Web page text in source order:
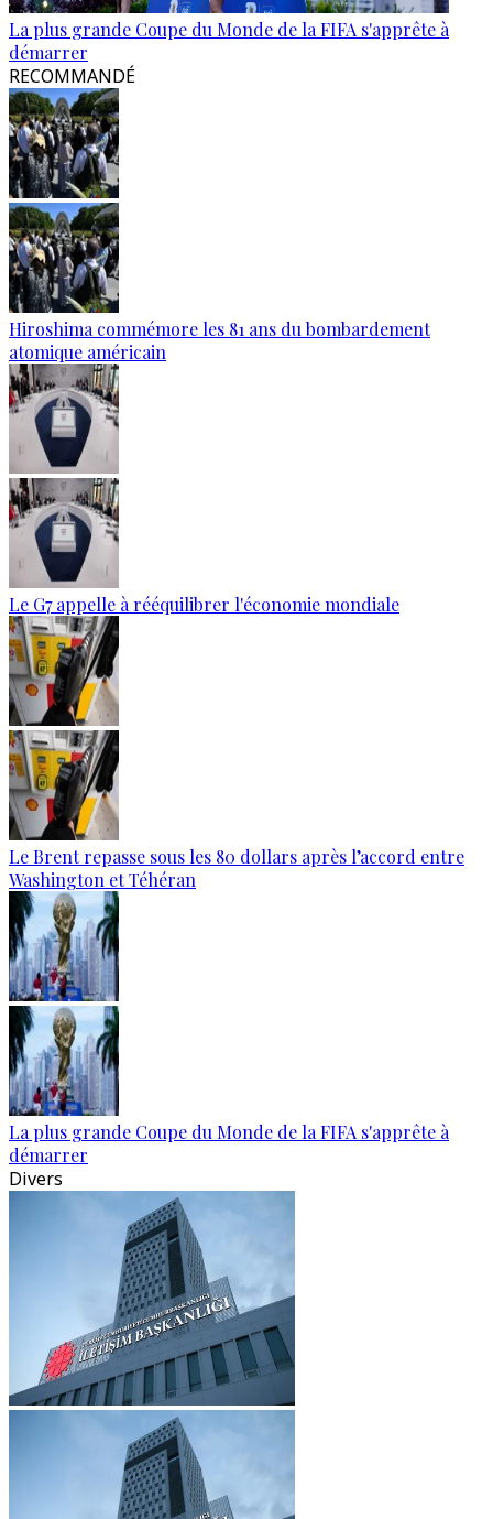
La plus grande Coupe du Monde de la FIFA s'apprête à
démarrer
RECOMMANDÉ
Hiroshima commémore les 81 ans du bombardement
atomique américain
Le G7 appelle à rééquilibrer l'économie mondiale
Le Brent repasse sous les 80 dollars après l’accord entre
Washington et Téhéran
La plus grande Coupe du Monde de la FIFA s'apprête à
démarrer
Divers